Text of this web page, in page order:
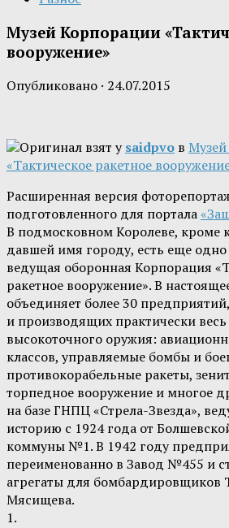
Музей Корпорации
вооружение»
Опубликовано · 24.07.2015
Оригинал взят уsaidpvo в
«Тактическое ракетное
Расширенная версия
подготовленного для портала
В подмосковном Королеве, кроме
давшей имя городу, есть еще
ведущая оборонная Корпорация
ракетное вооружение». В
объединяет более 30
и производящих практически весь
высокоточного оружия:
классов, управляемые бомбы и
противокорабельные ракеты,
торпедное вооружение и многое
на базе ГНПЦ «Стрела-Звезда»,
историю с 1924 года от
коммуны №1. В 1942 году
переименованно в Завод №455 и
агрегаты для бомбардировщиков
Мясищева.
1.